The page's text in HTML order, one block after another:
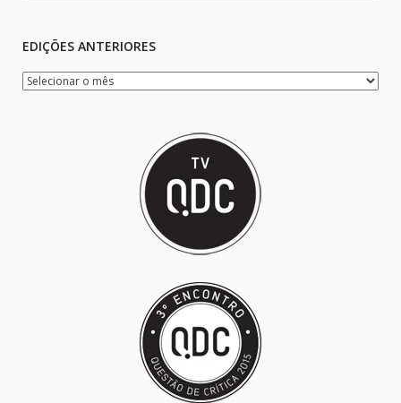
EDIÇÕES ANTERIORES